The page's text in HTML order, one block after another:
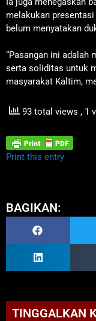
melakukan
belum menyatakan
“Pasangan ini adalah
serta soliditas untuk
masyarakat Kaltim,
93 total views , 1
Print this entry
BAGIKAN:
TINGGALKAN